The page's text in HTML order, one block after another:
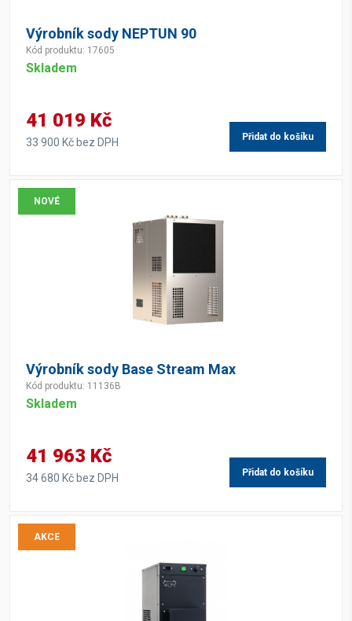
Výrobník sody NEPTUN 90
Kód produktu: 17605
Skladem
41 019 Kč
33 900 Kč bez DPH Přidat do košíku
NOVÉ
Výrobník sody Base Stream Max
Kód produktu: 11136B
Skladem
41 963 Kč
34 680 Kč bez DPH Přidat do košíku
AKCE